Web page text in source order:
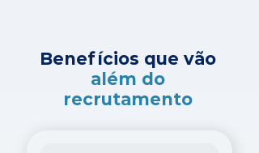
Benefícios que vão
além do
recrutamento